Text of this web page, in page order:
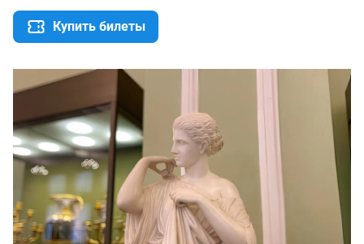
Купить билеты